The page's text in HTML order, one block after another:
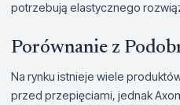
potrzebują elastycznego
Porównanie z
Na rynku istnieje wiele
przed przepięciami, jednak